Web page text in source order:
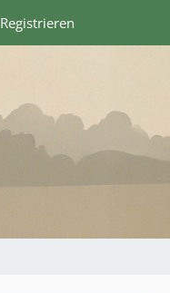
Registrieren